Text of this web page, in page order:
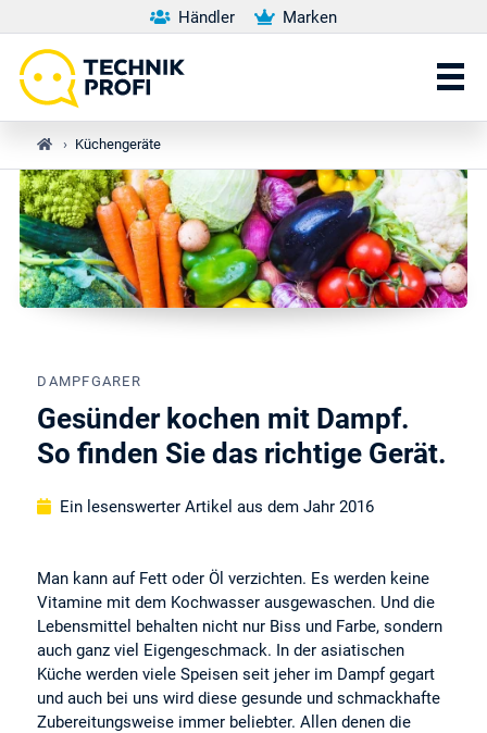
Händler Marken
› Küchengeräte
DAMPFGARER
Gesünder kochen mit Dampf.
So finden Sie das richtige Gerät.
Ein lesenswerter Artikel aus dem Jahr 2016
Man kann auf Fett oder Öl verzichten. Es werden keine
Vitamine mit dem Kochwasser ausgewaschen. Und die
Lebensmittel behalten nicht nur Biss und Farbe, sondern
auch ganz viel Eigengeschmack. In der asiatischen
Küche werden viele Speisen seit jeher im Dampf gegart
und auch bei uns wird diese gesunde und schmackhafte
Zubereitungsweise immer beliebter. Allen denen die